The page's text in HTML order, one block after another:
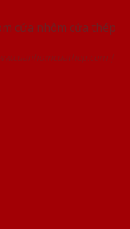
cửa nhôm cửa thép
|